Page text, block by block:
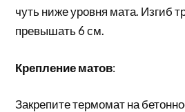
чуть ниже уровня мата. Изгиб
превышать 6 см.
Крепление матов:
Закрепите термомат на